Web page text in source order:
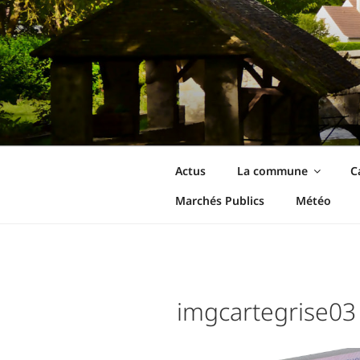
Aller
au
contenu
principal
Ormoy-La-
Le site de votre commune
Actus La commune
Marchés Publics
Météo
imgcartegrise03